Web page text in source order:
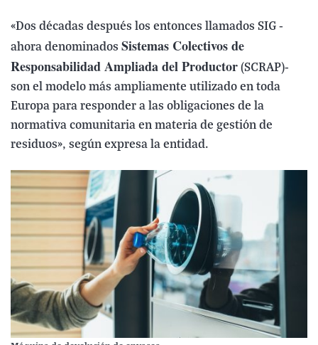
«Dos décadas después los entonces llamados SIG -
ahora denominados Sistemas Colectivos de
Responsabilidad Ampliada del Productor (SCRAP)-
son el modelo más ampliamente utilizado en toda
Europa para responder a las obligaciones de la
normativa comunitaria en materia de gestión de
residuos», según expresa la entidad.